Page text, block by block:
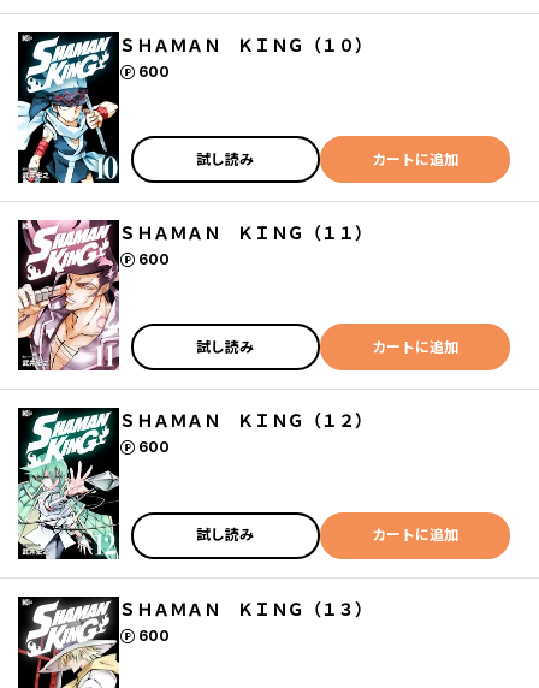
ＳＨＡＭＡＮ ＫＩＮＧ（１０）
600
ポイント
試し読み カートに追加
ＳＨＡＭＡＮ ＫＩＮＧ（１１）
600
ポイント
試し読み カートに追加
ＳＨＡＭＡＮ ＫＩＮＧ（１２）
600
ポイント
試し読み カートに追加
ＳＨＡＭＡＮ ＫＩＮＧ（１３）
600
ポイント